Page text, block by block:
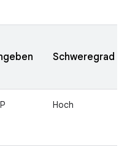
Schweregrad
Hoch